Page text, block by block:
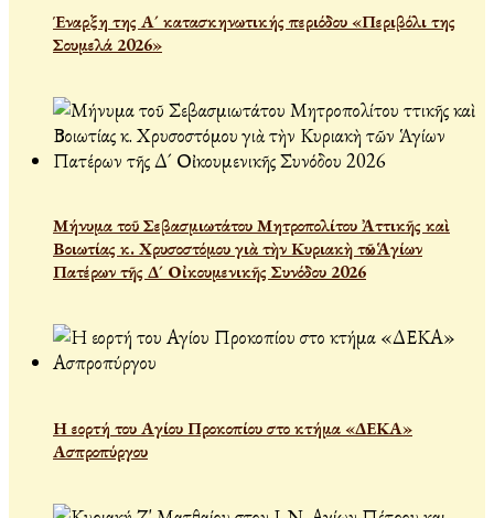
Έναρξη της Α´ κατασκηνωτικής περιόδου «Περιβόλι της
Σουμελά 2026»
Μήνυμα τοῦ Σεβασμιωτάτου Μητροπολίτου Ἀττικῆς καὶ
Βοιωτίας κ. Χρυσοστόμου γιὰ τὴν Κυριακὴ τῶν Ἁγίων
Πατέρων τῆς Δ´ Οἰκουμενικῆς Συνόδου 2026
Η εορτή του Αγίου Προκοπίου στο κτήμα «ΔΕΚΑ»
Ασπροπύργου